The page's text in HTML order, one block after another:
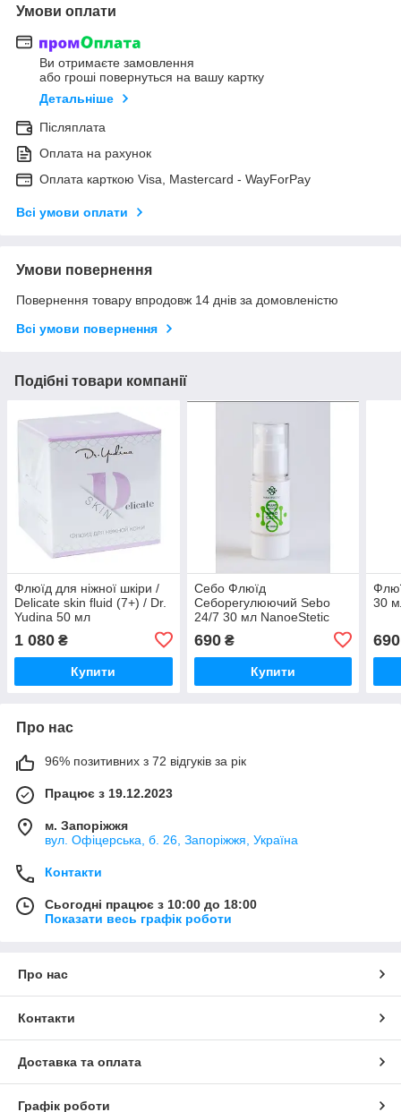
Умови оплати
Ви отримаєте замовлення
або гроші повернуться на вашу картку
Детальніше
Післяплата
Оплата на рахунок
Оплата карткою Visa, Mastercard - WayForPay
Всі умови оплати
Умови повернення
Повернення товару впродовж 14 днів за домовленістю
Всі умови повернення
Подібні товари компанії
Флюїд для ніжної шкіри /
Delicate skin fluid (7+) / Dr.
Yudinа 50 мл
1 080 ₴
Купити
Себо Флюїд
Себорегулюючий Sebo
24/7 30 мл NanoeStetic
690₴
Купити
30
690
Про нас
96% позитивних з 72 відгуків за рік
Працює з 19.12.2023
м. Запоріжжя
вул. Офіцерська, б. 26, Запоріжжя, Україна
Контакти
Сьогодні працює з 10:00 до 18:00
Показати весь графік роботи
Про нас
Контакти
Доставка та оплата
Графік роботи